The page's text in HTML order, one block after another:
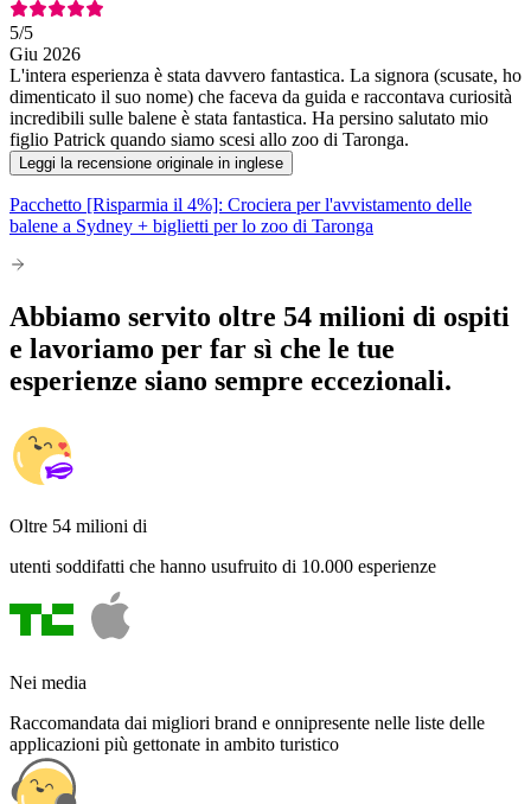
5/5
Giu 2026
L'intera esperienza è stata davvero fantastica. La signora (scusate, ho
dimenticato il suo nome) che faceva da guida e raccontava curiosità
incredibili sulle balene è stata fantastica. Ha persino salutato mio
figlio Patrick quando siamo scesi allo zoo di Taronga.
Leggi la recensione originale in inglese
Pacchetto [Risparmia il 4%]: Crociera per l'avvistamento delle
balene a Sydney + biglietti per lo zoo di Taronga
Abbiamo servito oltre 54 milioni di ospiti
e lavoriamo per far sì che le tue
esperienze siano sempre eccezionali.
Oltre 54 milioni di
utenti soddifatti che hanno usufruito di 10.000 esperienze
Nei media
Raccomandata dai migliori brand e onnipresente nelle liste delle
applicazioni più gettonate in ambito turistico